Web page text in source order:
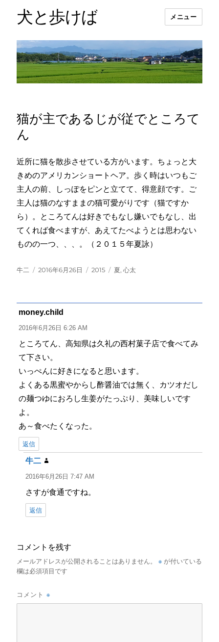
犬と歩けば メニュー
猫が主であるじが従でところて
ん
近所に猫を散歩させている方がいます。ちょっと大
きめのアメリカンショートヘア。歩く時はいつもご
主人の前、しっぽをピンと立てて、得意顔です。ご
主人は猫のなすままの猫可愛がりです（猫ですか
ら）。ところてんは好きでもなし嫌いでもなし、出
てくれば食べますが、あえてたべようとは思わない
ものの一つ、、、。（２０１５年夏詠）
投
牛二
投
2016年6月26日
カ
2015
タ
夏,心太
money.child
り:
2016年6月26日 6:26 AM
ところてん、高知県は久礼の西村菓子店で食べてみ
て下さい。
いっぺんに好きになると思います。
よくある黒蜜やからし酢醤油では無く、カツオだし
の麺つゆにおろし生姜がたっぷり、美味しいです
よ。
あ～食べたくなった。
返信
牛二
り:
2016年6月26日 7:47 AM
さすが食通ですね。
返信
コメントを残す
メールアドレスが公開されることはありません。 ※ が付いている
欄は必須項目です
コメント※